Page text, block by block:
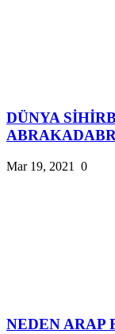
DÜNYA
Mar 19, 2021 0
NEDEN ARAP